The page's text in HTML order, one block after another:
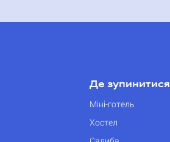
Де зупинитися
Міні-готель
Хостел